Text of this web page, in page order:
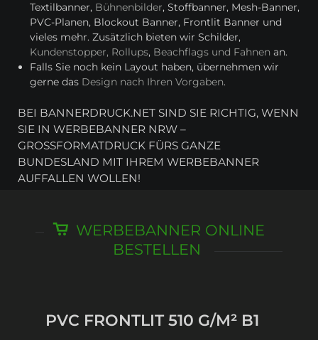
Textilbanner, Bühnenbilder, Stoffbanner, Mesh-Banner,
PVC-Planen, Blockout Banner, Frontlit Banner und
vieles mehr. Zusätzlich bieten wir Schilder,
Kundenstopper, Rollups, Beachflags und Fahnen an.
Falls Sie noch kein Layout haben, übernehmen wir
gerne das Design nach Ihren Vorgaben.
BEI BANNERDRUCK.NET SIND SIE RICHTIG, WENN
SIE IN WERBEBANNER NRW –
GROSSFORMATDRUCK FÜRS GANZE B
UNDESLAND MIT IHREM WERBEBANNER A
UFFALLEN WOLLEN!
WERBEBANNER ONLINE
BESTELLEN
PVC FRONTLIT 510 G/M² B1